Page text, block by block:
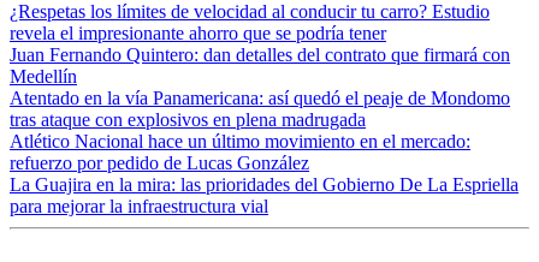
¿Respetas los límites de velocidad al conducir tu carro? Estudio
revela el impresionante ahorro que se podría tener
Juan Fernando Quintero: dan detalles del contrato que firmará con
Medellín
Atentado en la vía Panamericana: así quedó el peaje de Mondomo
tras ataque con explosivos en plena madrugada
Atlético Nacional hace un último movimiento en el mercado:
refuerzo por pedido de Lucas González
La Guajira en la mira: las prioridades del Gobierno De La Espriella
para mejorar la infraestructura vial